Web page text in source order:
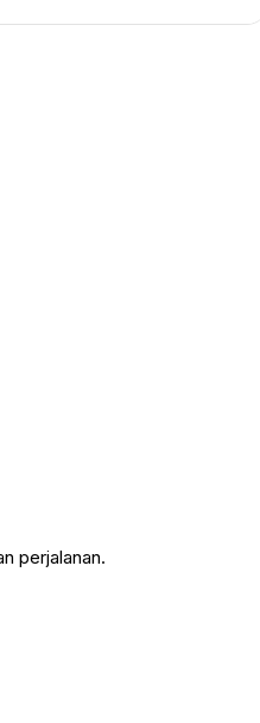
perjalanan.